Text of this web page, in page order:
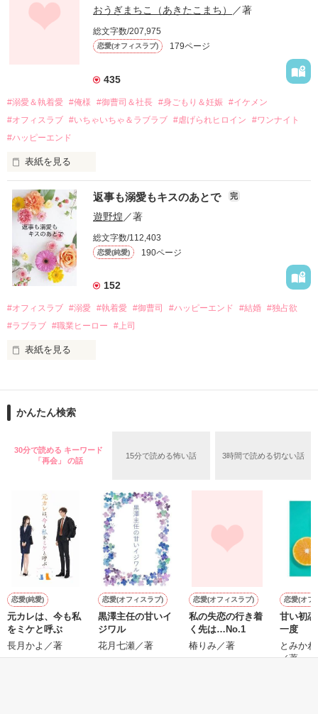
幼なじみの哲平に淡い恋心を抱いていた美桜。
しかし、ある出来事をきっかけに二人の関係は壊れてしまう。
関係修復もできないまま、美桜は両親の離婚によって
引っ越すことになり、哲平とも離れ離れになった。
それから約十二年後。
過去の傷から、二度と会いたくないと思っていた哲平に
運命のような再会を果たす。
酔った勢いで一夜を共にしてしまった。
さらに、美桜が初めてだと知った哲平は
『責任をとる、結婚しよう』と真っ直ぐに告げてきた。
戸惑う美桜とは裏腹に、好きという気持ちを隠すことなく
甘やかしてくる。
そんなある日、哲平は美桜がストーカー被害に
遭っていることを知る。
美桜を守るため、哲平は同居を提案してきて――。
夏木美桜(なつきみお)
鳴海哲平 (なるみてっぺい)
2026.6.5～2026.7.25
＊以前、公開していた話の改稿版です＊
作品を読む
おうぎまちこ（あきたこまち） ／著
総文字数/207,975
恋愛(オフィスラブ) 179ページ
435
#溺愛＆執着愛 #俺様 #御曹司＆社長 #身ごもり＆妊娠 #イケメン
#オフィスラブ #いちゃいちゃ＆ラブラブ #虐げられヒロイン
#ワンナイト
#ハッピーエンド
表紙を見る
おかしな噂を流されて前の職場でうまくいかなかった梅田美
桜は、海外で傷心旅行をしていたところ、日本人美青年と出会
い、酒の勢いもあり一夜限りの関係となる。
帰国後、美桜は新しい職場でワンナイトした美青年と再会。
なんと彼の正体は、とある財閥御曹司にも関わらず、一族を離
れて起業した新進気鋭の実業家、社内でも冷徹だと評判な社長
――御影恭司その人だったのだ――！
なぜか恭司から飼い猫の世話係を命じられた美桜は、猫の世
の関係となってしまい――？
返事も溺愛もキスのあとで 完
遊野煌 ／著
総文字数/112,403
恋愛(純愛) 190ページ
152
#オフィスラブ #溺愛 #執着愛 #御曹司 #ハッピーエンド #結婚 #独占欲
#ラブラブ #職業ヒーロー #上司
表紙を見る
ションの企画戦略室で働いている。
めた、同期で恋人の石垣守（26）がいるのだが、後輩の姫原由
いた。
守と由羅から『便利屋雛子』と馬鹿にされ、一人こっそり泣い
た上、同居まで提案してきて──？
鷹哉『宜しくな、俺の雛子』🦅
雛子『俺の……ひぃ、雛子？！！！』🐥
シゴデキで冷徹な上司が見せる素顔は、なぜか想像以上に甘く
て……🐥💓🦅
※表紙も作中使用の画像も全てフリー素材です。
※執筆期間2026.6.3〜7.20完結です。
※他サイトさんにて恋愛トレンド1位でした〜良かったら読ん
で頂けると嬉しいです。
かんたん検索
30分で読める キーワード
「再会」 の話
15分で読める怖い話 3時間で読める切ない話
恋愛(純愛)
元カレは、今も私
をミケと呼ぶ
長月かよ／著
恋愛(オフィスラブ)
黒澤主任の甘いイ
ジワル
花月七瀬／著
恋愛(オフィスラブ)
私の失恋の行き着
く先は…No.1
椿りみ／著
恋愛(オフ
甘い初
一度
とみか
／著